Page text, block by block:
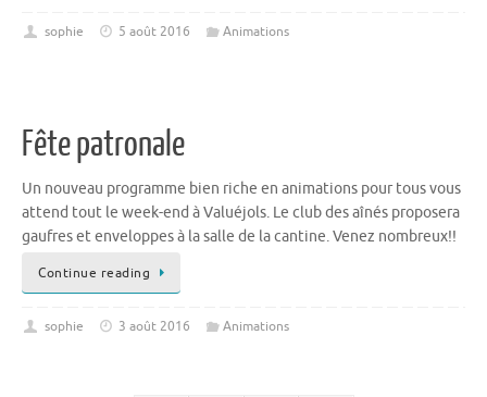
sophie 5 août 2016 Animations
Fête patronale
Un nouveau programme bien riche en animations pour tous vous
attend tout le week-end à Valuéjols. Le club des aînés proposera
gaufres et enveloppes à la salle de la cantine. Venez nombreux!!
Continue reading
sophie 3 août 2016 Animations